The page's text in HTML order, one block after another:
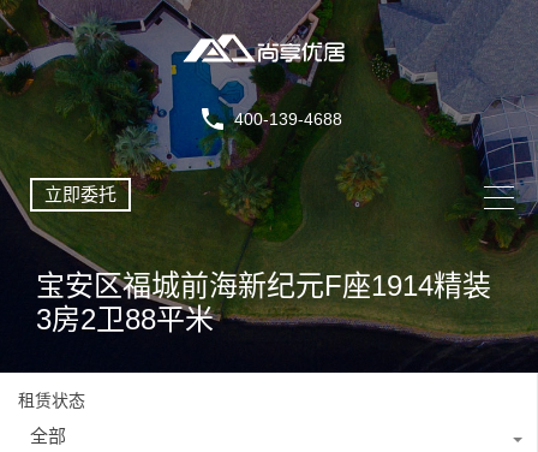
400-139-4688
立即委托
宝安区福城前海新纪元F座1914精装
3房2卫88平米
租赁状态
全部